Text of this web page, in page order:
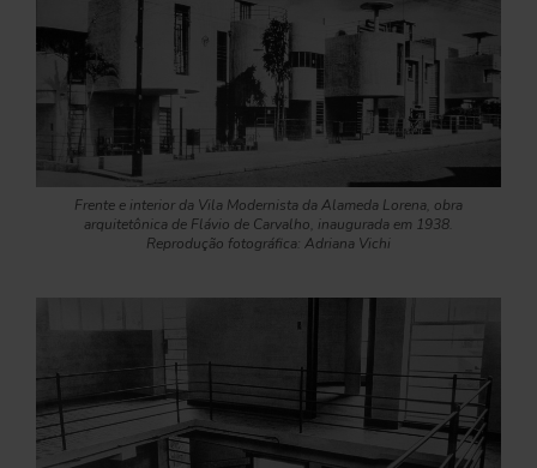
Frente e interior da Vila Modernista da Alameda Lorena, obra
arquitetônica de Flávio de Carvalho, inaugurada em 1938.
Reprodução fotográfica: Adriana Vichi